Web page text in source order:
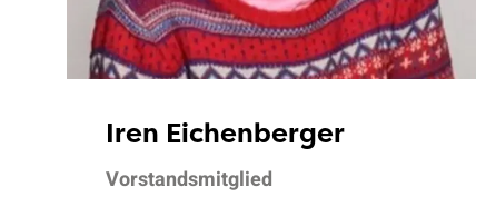
Iren Eichenberger
Vorstandsmitglied